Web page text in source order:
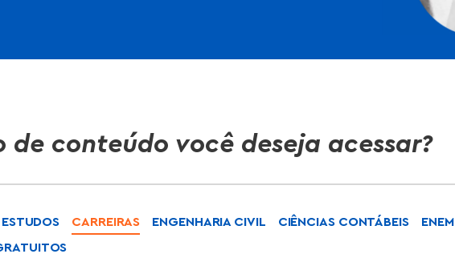
de conteúdo você deseja acessar?
ESTUDOS CARREIRAS ENGENHARIA CIVIL CIÊNCIAS CONTÁBEIS ENEM